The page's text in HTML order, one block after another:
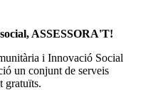
ASSESSORA'T!
i Innovació Social
un conjunt de serveis
gratuïts.